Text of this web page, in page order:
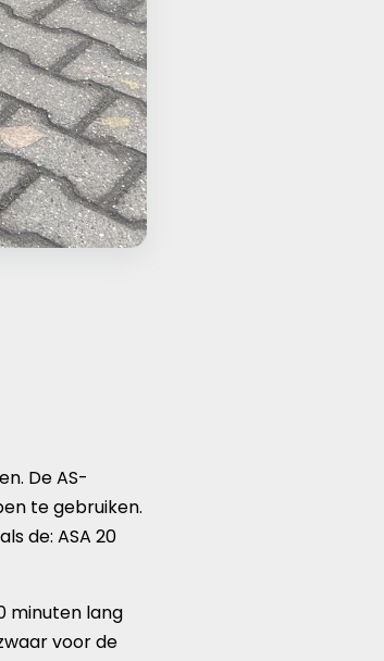
De AS-
te gebruiken.
de: ASA 20
minuten lang
voor de